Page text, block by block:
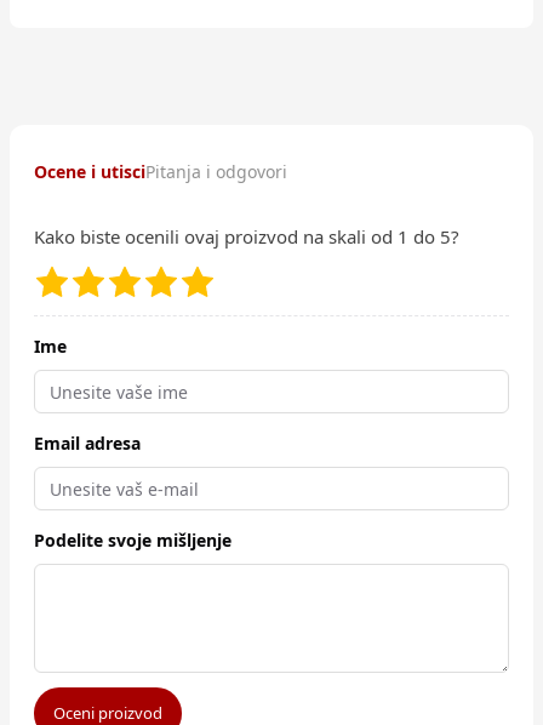
Ocene i utisciPitanja i odgovori
Kako biste ocenili ovaj proizvod na skali od 1 do 5?
Ime
Email adresa
Podelite svoje mišljenje
Oceni proizvod